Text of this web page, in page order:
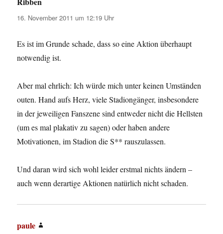
16. November 2011 um 12:19 Uhr
Es ist im Grunde schade, dass so eine Aktion überhaupt
notwendig ist.
Aber mal ehrlich: Ich würde mich unter keinen Umständen
outen. Hand aufs Herz, viele Stadiongänger, insbesondere
in der jeweiligen Fanszene sind entweder nicht die Hellsten
(um es mal plakativ zu sagen) oder haben andere
Motivationen, im Stadion die S** rauszulassen.
Und daran wird sich wohl leider erstmal nichts ändern –
auch wenn derartige Aktionen natürlich nicht schaden.
paule